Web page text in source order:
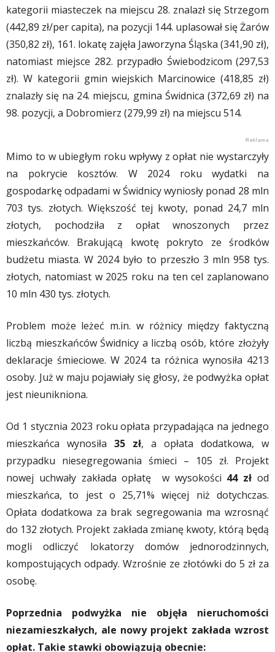
kategorii miasteczek na miejscu 28. znalazł się Strzegom
(442,89 zł/per capita), na pozycji 144. uplasował się Żarów
(350,82 zł), 161. lokatę zajęła Jaworzyna Śląska (341,90 zł),
natomiast miejsce 282. przypadło Świebodzicom (297,53
zł). W kategorii gmin wiejskich Marcinowice (418,85 zł)
znalazły się na 24. miejscu, gmina Świdnica (372,69 zł) na
98. pozycji, a Dobromierz (279,99 zł) na miejscu 514.
Mimo to w ubiegłym roku wpływy z opłat nie wystarczyły
na pokrycie kosztów. W 2024 roku wydatki na
gospodarkę odpadami w Świdnicy wyniosły ponad 28 mln
703 tys. złotych. Większość tej kwoty, ponad 24,7 mln
złotych, pochodziła z opłat wnoszonych przez
mieszkańców. Brakującą kwotę pokryto ze środków
budżetu miasta. W 2024 było to przeszło 3 mln 958 tys.
złotych, natomiast w 2025 roku na ten cel zaplanowano
10 mln 430 tys. złotych.
Problem może leżeć m.in. w różnicy między faktyczną
liczbą mieszkańców Świdnicy a liczbą osób, które złożyły
deklaracje śmieciowe. W 2024 ta różnica wynosiła 4213
osoby. Już w maju pojawiały się głosy, że podwyżka opłat
jest nieunikniona.
Od 1 stycznia 2023 roku opłata przypadająca na jednego
mieszkańca wynosiła 35 zł, a opłata dodatkowa, w
przypadku niesegregowania śmieci – 105 zł. Projekt
nowej uchwały zakłada opłatę w wysokości 44 zł od
mieszkańca, to jest o 25,71% więcej niż dotychczas.
Opłata dodatkowa za brak segregowania ma wzrosnąć
do 132 złotych. Projekt zakłada zmianę kwoty, którą będą
mogli odliczyć lokatorzy domów jednorodzinnych,
kompostujących odpady. Wzrośnie ze złotówki do 5 zł za
osobę.
Poprzednia podwyżka nie objęła nieruchomości
niezamieszkałych, ale nowy projekt zakłada wzrost
opłat. Takie stawki obowiązują obecnie: